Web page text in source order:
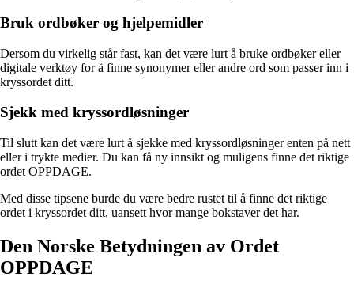
Bruk ordbøker og hjelpemidler
Dersom du virkelig står fast, kan det være lurt å bruke ordbøker eller
digitale verktøy for å finne synonymer eller andre ord som passer inn i
kryssordet ditt.
Sjekk med kryssordløsninger
Til slutt kan det være lurt å sjekke med kryssordløsninger enten på nett
eller i trykte medier. Du kan få ny innsikt og muligens finne det riktige
ordet OPPDAGE.
Med disse tipsene burde du være bedre rustet til å finne det riktige
ordet i kryssordet ditt, uansett hvor mange bokstaver det har.
Den Norske Betydningen av Ordet
OPPDAGE